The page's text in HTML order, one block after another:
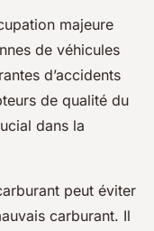
majeure
de véhicules
d’accidents
de qualité du
dans la
peut éviter
carburant. Il